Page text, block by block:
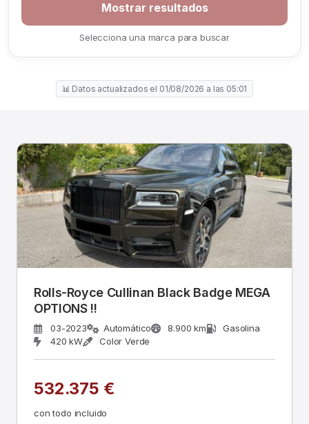
Selecciona una marca para buscar
📊 Datos actualizados el 01/08/2026 a las 05:01
Rolls-Royce Cullinan Black Badge MEGA
OPTIONS !!
03-2023 Automático 8.900 km
Gasolina
420 kW
Color Verde
532.375 €
con todo incluido